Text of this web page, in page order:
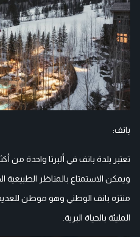
بانف:
تعتبر بلدة بانف في ألبرتا واحدة من
ويمكن الاستمتاع بالمناظر الطبيعية
منتزه بانف الوطني وهو موطن
المليئة بالحياة البرية.